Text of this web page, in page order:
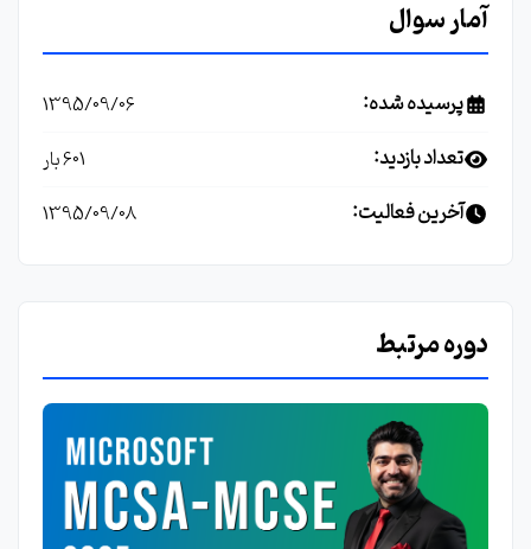
آمار سوال
پرسیده شده: 1395/09/06
تعداد بازدید: 601 بار
آخرین فعالیت: 1395/09/08
دوره مرتبط